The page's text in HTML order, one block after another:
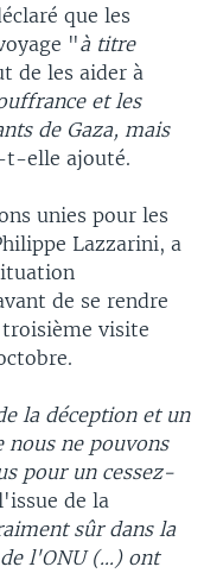
que les
"à titre
de les aider à
et les
de Gaza, mais
t-elle ajouté.
unies pour les
Lazzarini, a
de se rendre
visite
la déception et un
nous ne pouvons
pour un cessez-
de la
sûr dans la
l'ONU (...) ont